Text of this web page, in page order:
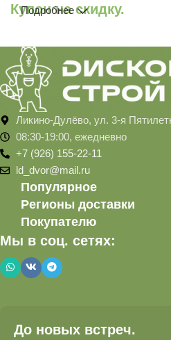
Купон на скидку.
Подробнее
Ликино-Дулёво, ул. 3-я
08:30-19:00, ежедневно
+7 (926) 155-22-11
ld_dvor@mail.ru
Популярное
Регионы доставки
Покупателю
Мы в соц. сетях:
До новых встреч.